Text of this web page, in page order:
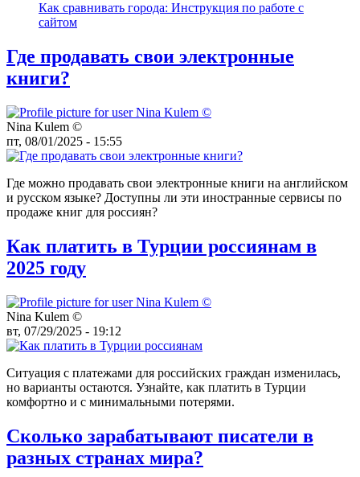
Как сравнивать города: Инструкция по работе с
сайтом
Где продавать свои электронные
книги?
Nina Kulem ©️
пт, 08/01/2025 - 15:55
Где можно продавать свои электронные книги на английском
и русском языке? Доступны ли эти иностранные сервисы по
продаже книг для россиян?
Как платить в Турции россиянам в
2025 году
Nina Kulem ©️
вт, 07/29/2025 - 19:12
Ситуация с платежами для российских граждан изменилась,
но варианты остаются. Узнайте, как платить в Турции
комфортно и с минимальными потерями.
Сколько зарабатывают писатели в
разных странах мира?